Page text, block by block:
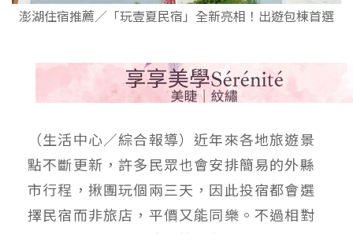
澎湖住宿推薦／「玩壹夏民宿」全新亮相！出遊包棟首選
（生活中心／綜合報導）近年來各地旅遊景
點不斷更新，許多民眾也會安排簡易的外縣
市行程，揪團玩個兩三天，因此投宿都會選
擇民宿而非旅店，平價又能同樂。不過相對